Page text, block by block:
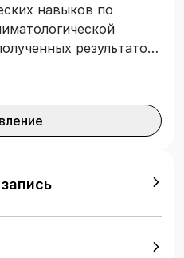
навыков по
результатов,
пространственно-
вопросы
основные
ее
Часть